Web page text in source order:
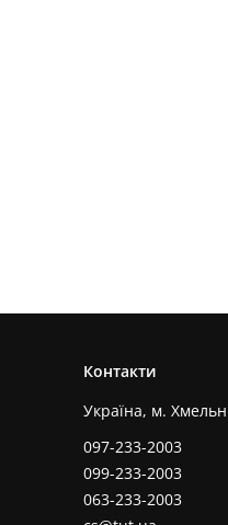
Контакти
Україна, м.
097-233-2003
099-233-2003
063-233-2003